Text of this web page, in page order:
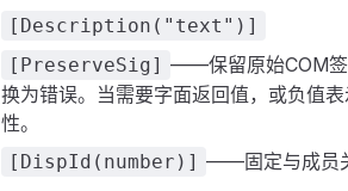
[Description("text")]
[PreserveSig] ——保留原始COM签
换为错误。当需要字面返回值，或负值表
性。
[DispId(number)] ——固定与成员